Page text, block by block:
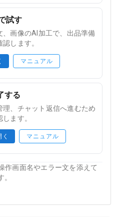
試す
、画像のAI加工で、出品準備
します。
マニュアル
する
理、チャット返信へ進むため
ます。
マニュアル
作画面名やエラー文を添えて